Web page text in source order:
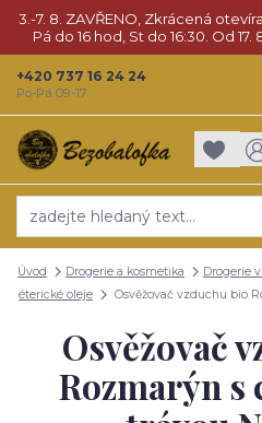
3.-7. 8. ZAVŘENO, Zkrácená
Pá do 16 hod, St do 16:30. Od
+420 737 16 24 24
Po-Pá 09-17
Úvod Drogerie a kosmetika Drogerie
éterické oleje
Osvěžovač vzduchu bio
Osvěžovač
Rozmarýn